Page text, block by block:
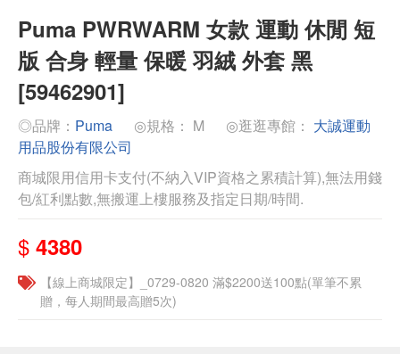
Puma PWRWARM 女款 運動 休閒 短
版 合身 輕量 保暖 羽絨 外套 黑
[59462901]
◎品牌： Puma ◎規格： M ◎逛逛專館： 大誠運動
用品股份有限公司
商城限用信用卡支付(不納入VIP資格之累積計算),無法用錢
包/紅利點數,無搬運上樓服務及指定日期/時間.
$ 4380
【線上商城限定】_0729-0820 滿$2200送100點(單筆不累
贈，每人期間最高贈5次)